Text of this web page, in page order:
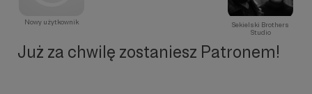
Nowy użytkownik
Sekielski Brothers
Studio
Już za chwilę zostaniesz Patronem!